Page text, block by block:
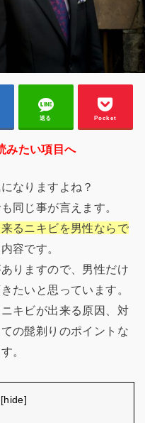
送る Pocket
みたい項目へ
なりますよね？
同じ事が言えます。
るニキビを男性ならで
容です。
りますので、男性だけ
たいと思っています。
キビが出来る原因、対
の髭剃りのポイントな
。
[hide]